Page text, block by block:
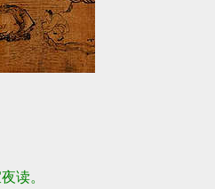
读。